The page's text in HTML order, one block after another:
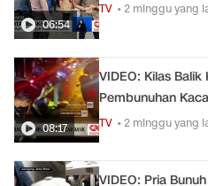
06:54
TV • 2 minggu yang
08:17
VIDEO: Kilas
Pembunuhan
TV • 2 minggu yang
VIDEO: Pria